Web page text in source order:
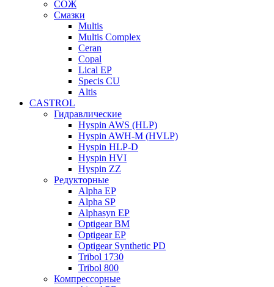
СОЖ
Смазки
Multis
Multis Complex
Ceran
Copal
Lical EP
Specis CU
Altis
CASTROL
Гидравлические
Hyspin AWS (HLP)
Hyspin AWH-M (HVLP)
Hyspin HLP-D
Hyspin HVI
Hyspin ZZ
Редукторные
Alpha EP
Alpha SP
Alphasyn EP
Optigear BM
Optigear EP
Optigear Synthetic PD
Tribol 1730
Tribol 800
Компрессорные